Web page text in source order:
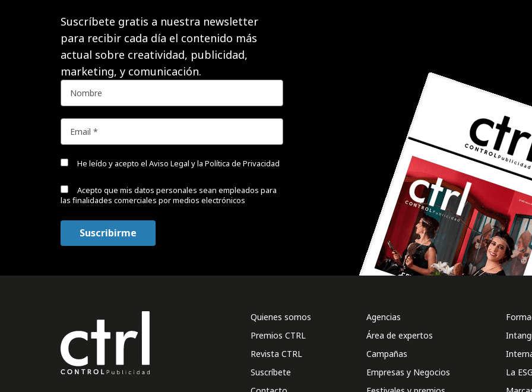
Suscríbete gratis a nuestra newsletter
para recibir cada día el contenido más
actual sobre creatividad, publicidad,
marketing, y comunicación.
He leído y acepto el Aviso Legal y la Política de Privacidad
Acepto que mis datos personales sean empleados para
las finalidades comerciales por medios electrónicos
Quienes somos
Premios CTRL
Revista CTRL
Suscríbete
Agencias
Área de expertos
Campañas
Empresas y Negocios
La